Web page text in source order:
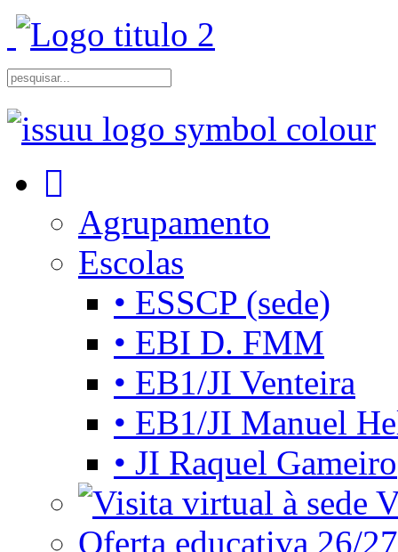
Agrupamento
Escolas
• ESSCP (sede)
• EBI D. FMM
• EB1/JI Venteira
• EB1/JI Manuel
• JI Raquel Gameiro
Oferta educativa 26/27